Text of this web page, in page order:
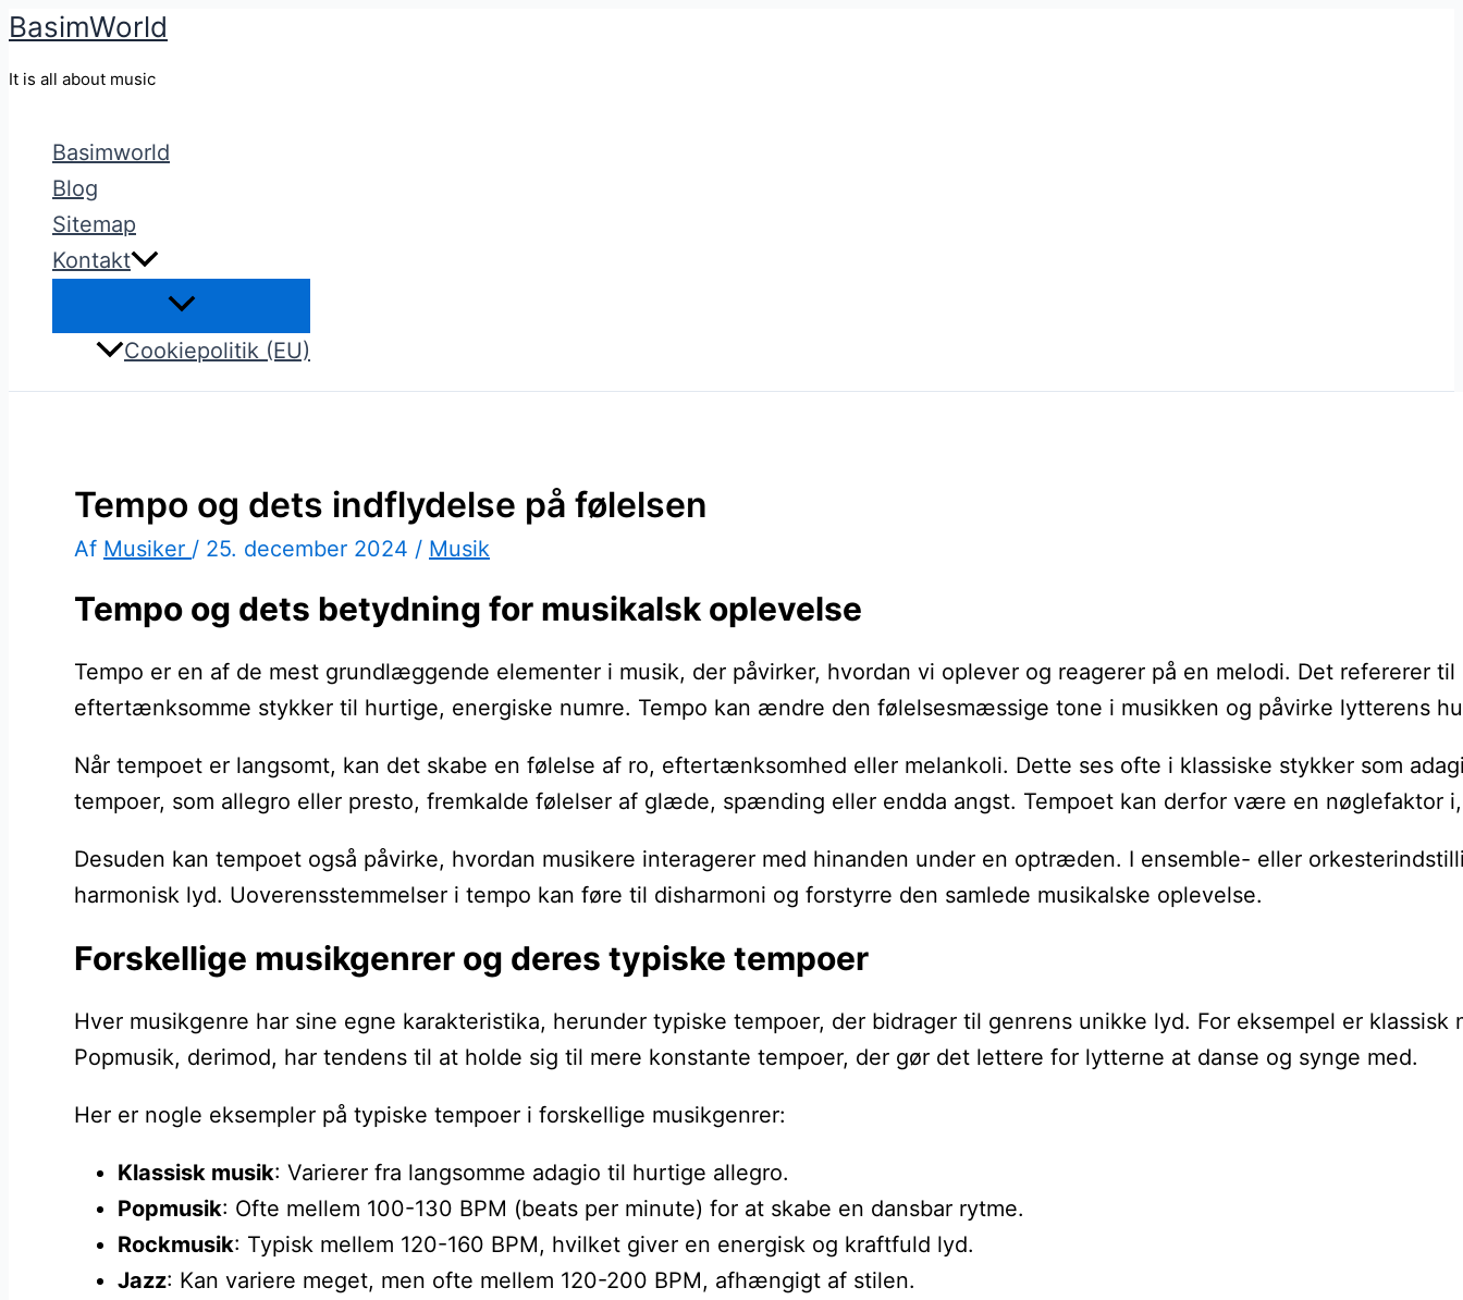
Gå
BasimWorld
It is all about music
Basimworld
Blog
Sitemap
Kontakt
Cookiepolitik (EU)
Tempo og dets indflydelse på følelsen
Af Musiker / 25. december 2024 / Musik
Tempo og dets betydning for musikalsk oplevelse
Tempo er en af de mest grundlæggende elementer i musik, der påvirker, hvordan vi oplever og reagerer på en melodi. Det refererer
eftertænksomme stykker til hurtige, energiske numre. Tempo kan ændre den følelsesmæssige tone i musikken og påvirke lytterens
Når tempoet er langsomt, kan det skabe en følelse af ro, eftertænksomhed eller melankoli. Dette ses ofte i klassiske stykker som
tempoer, som allegro eller presto, fremkalde følelser af glæde, spænding eller endda angst. Tempoet kan derfor være en nøglefaktor
Desuden kan tempoet også påvirke, hvordan musikere interagerer med hinanden under en optræden. I ensemble- eller
harmonisk lyd. Uoverensstemmelser i tempo kan føre til disharmoni og forstyrre den samlede musikalske oplevelse.
Forskellige musikgenrer og deres typiske tempoer
Hver musikgenre har sine egne karakteristika, herunder typiske tempoer, der bidrager til genrens unikke lyd. For eksempel er
Popmusik, derimod, har tendens til at holde sig til mere konstante tempoer, der gør det lettere for lytterne at danse og synge med.
Her er nogle eksempler på typiske tempoer i forskellige musikgenrer:
Klassisk musik: Varierer fra langsomme adagio til hurtige allegro.
Popmusik: Ofte mellem 100-130 BPM (beats per minute) for at skabe en dansbar rytme.
Rockmusik: Typisk mellem 120-160 BPM, hvilket giver en energisk og kraftfuld lyd.
Jazz: Kan variere meget, men ofte mellem 120-200 BPM, afhængigt af stilen.